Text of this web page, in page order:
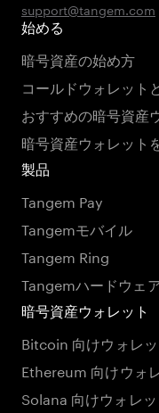
support@tangem.com
始める
暗号資産の始め方
コールドウォレット
おすすめの暗号資産
暗号資産ウォレット
製品
Tangem Pay
Tangemモバイル
Tangem Ring
Tangemハードウェ
暗号資産ウォレット
Bitcoin 向けウォレッ
Ethereum 向けウォ
Solana 向けウォレッ